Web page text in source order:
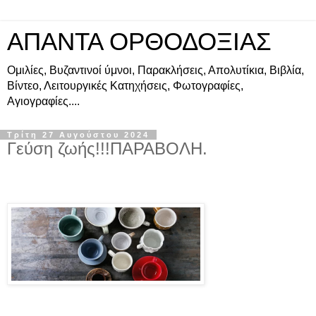
ΑΠΑΝΤΑ ΟΡΘΟΔΟΞΙΑΣ
Ομιλίες, Βυζαντινοί ύμνοι, Παρακλήσεις, Απολυτίκια, Βιβλία,
Βίντεο, Λειτουργικές Κατηχήσεις, Φωτογραφίες,
Αγιογραφίες....
Τρίτη 27 Αυγούστου 2024
Γεύση ζωής!!!ΠΑΡΑΒΟΛΗ.